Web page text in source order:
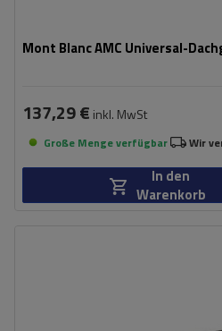
Mont Blanc AMC Universal-
137,29 € inkl. MwSt
Große Menge verfügbar Wir
In den
Warenkorb